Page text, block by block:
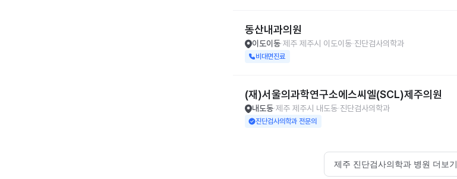
동산내과의원
이도이동 제주 제주시 이도이동 진단검사의학과
비대면진료
(재)서울의과학연구소에스씨엘(SCL)제주의원
내도동 제주 제주시 내도동 진단검사의학과
진단검사의학과 전문의
제주 진단검사의학과 병원 더보기